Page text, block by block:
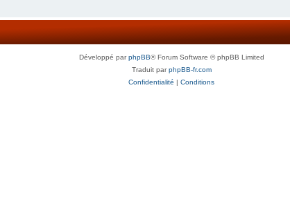
Développé parphpBB® Forum Software © phpBB Limited
Traduit parphpBB-fr.com
Confidentialité | Conditions